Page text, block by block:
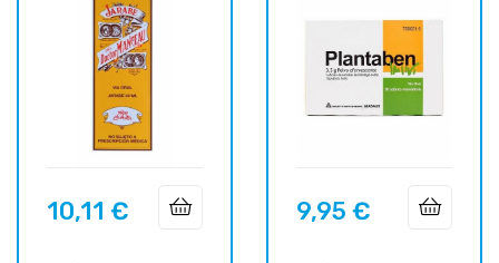
Prix
10,11 € Prix
9,95 €